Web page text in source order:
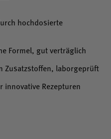
hochdosierte
Formel, gut verträglich
Zusatzstoffen, laborgeprüft
innovative Rezepturen